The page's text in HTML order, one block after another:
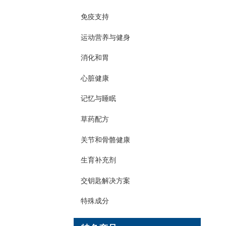
免疫支持
运动营养与健身
消化和胃
心脏健康
记忆与睡眠
草药配方
关节和骨骼健康
生育补充剂
交钥匙解决方案
特殊成分